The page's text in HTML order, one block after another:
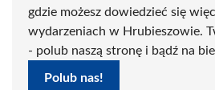
gdzie możesz dowiedzieć się
wydarzeniach w Hrubieszowie.
- polub naszą stronę i bądź na
Polub nas!